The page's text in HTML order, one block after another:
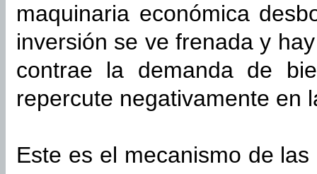
maquinaria económica
inversión se ve frenada y
contrae la demanda de
repercute negativamente en
Este es el mecanismo de las